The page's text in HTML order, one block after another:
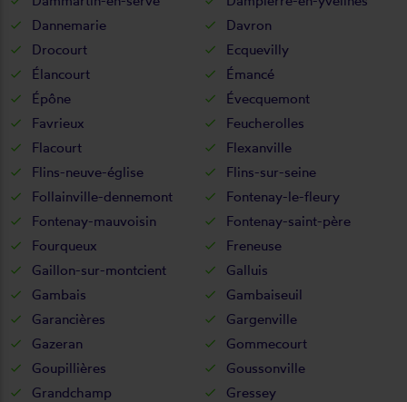
Dannemarie
Davron
Drocourt
Ecquevilly
Élancourt
Émancé
Épône
Évecquemont
Favrieux
Feucherolles
Flacourt
Flexanville
Flins-neuve-église
Flins-sur-seine
Follainville-dennemont
Fontenay-le-fleury
Fontenay-mauvoisin
Fontenay-saint-père
Fourqueux
Freneuse
Gaillon-sur-montcient
Galluis
Gambais
Gambaiseuil
Garancières
Gargenville
Gazeran
Gommecourt
Goupillières
Goussonville
Grandchamp
Gressey